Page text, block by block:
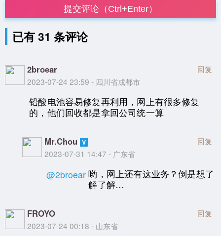
提交评论（Ctrl+Enter）
已有 31 条评论
2broear
2023-07-24 23:59 - 四川省成都市
回复
铅酸电池容易修复再利用，网上有很多修复
的，他们回收都是拿回公司统一算
Mr.Chou
2023-07-31 14:47 - 广东省
回复
@2broear 哟，网上还有这业务？倒是想了
解了解…
FROYO
2023-07-24 00:18 - 山东省
回复